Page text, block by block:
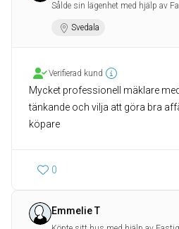
Sålde sin lägenhet med hjälp av
Svedala
Verifierad kund
Mycket professionell mäklare
tänkande och vilja att göra bra
köpare
0
Emmelie T